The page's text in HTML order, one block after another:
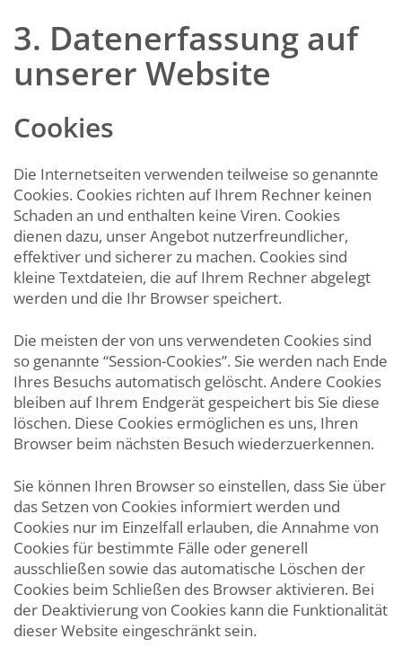
3. Datenerfassung auf
unserer Website
Cookies
Die Internetseiten verwenden teilweise so genannte
Cookies. Cookies richten auf Ihrem Rechner keinen
Schaden an und enthalten keine Viren. Cookies
dienen dazu, unser Angebot nutzerfreundlicher,
effektiver und sicherer zu machen. Cookies sind
kleine Textdateien, die auf Ihrem Rechner abgelegt
werden und die Ihr Browser speichert.
Die meisten der von uns verwendeten Cookies sind
so genannte “Session-Cookies”. Sie werden nach Ende
Ihres Besuchs automatisch gelöscht. Andere Cookies
bleiben auf Ihrem Endgerät gespeichert bis Sie diese
löschen. Diese Cookies ermöglichen es uns, Ihren
Browser beim nächsten Besuch wiederzuerkennen.
Sie können Ihren Browser so einstellen, dass Sie über
das Setzen von Cookies informiert werden und
Cookies nur im Einzelfall erlauben, die Annahme von
Cookies für bestimmte Fälle oder generell
ausschließen sowie das automatische Löschen der
Cookies beim Schließen des Browser aktivieren. Bei
der Deaktivierung von Cookies kann die Funktionalität
dieser Website eingeschränkt sein.